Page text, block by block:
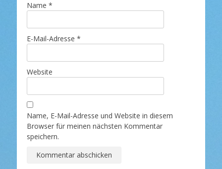
Name *
E-Mail-Adresse *
Website
Name, E-Mail-Adresse und Website in diesem
Browser für meinen nächsten Kommentar
speichern.